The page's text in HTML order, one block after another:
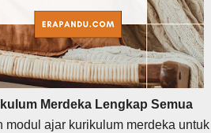
Merdeka Lengkap Semua
ajar kurikulum merdeka untuk